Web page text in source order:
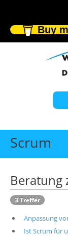
Buy
Scrum
Beratung
3 Treffer
Anpassung
Ist Scrum für